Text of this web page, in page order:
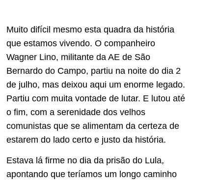
Muito difícil mesmo esta quadra da história
que estamos vivendo. O companheiro
Wagner Lino, militante da AE de São
Bernardo do Campo, partiu na noite do dia 2
de julho, mas deixou aqui um enorme legado.
Partiu com muita vontade de lutar. E lutou até
o fim, com a serenidade dos velhos
comunistas que se alimentam da certeza de
estarem do lado certo e justo da história.
Estava lá firme no dia da prisão do Lula,
apontando que teríamos um longo caminho